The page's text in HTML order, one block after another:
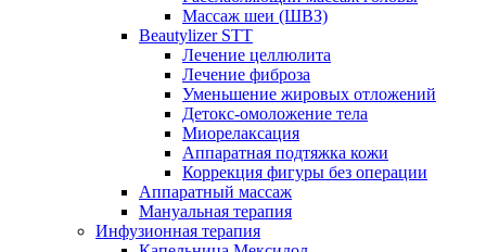
Массаж шеи (ШВЗ)
Beautylizer STT
Лечение целлюлита
Лечение фиброза
Уменьшение жировых отложений
Детокс-омоложение тела
Миорелаксация
Аппаратная подтяжка кожи
Коррекция фигуры без операции
Аппаратный массаж
Мануальная терапия
Инфузионная терапия